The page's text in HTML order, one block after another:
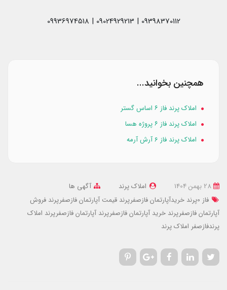
09398370112 | 09024929213 | 09936974518
همچنین بخوانید...
املاک پرند فاز ۶ اساس گستر
املاک پرند فاز ۶ پروژه هسا
املاک پرند فاز 6 آرش آرمه
املاک پرند
آگهی ها
فاز 0پرند
خریدآپارتمان فازصفرپرند قیمت آپارتمان فازصفرپرند فروش
آپارتمان فازصفرپرند خرید آپارتمان فازصفرپرند آپارتمان فازصفرپرند املاک
پرندفازصفر املاک پرند